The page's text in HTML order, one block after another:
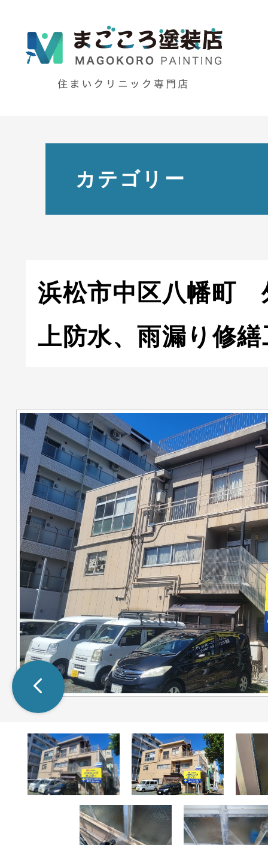
カテゴリー
浜松市中区八幡町
上防水、雨漏り修繕